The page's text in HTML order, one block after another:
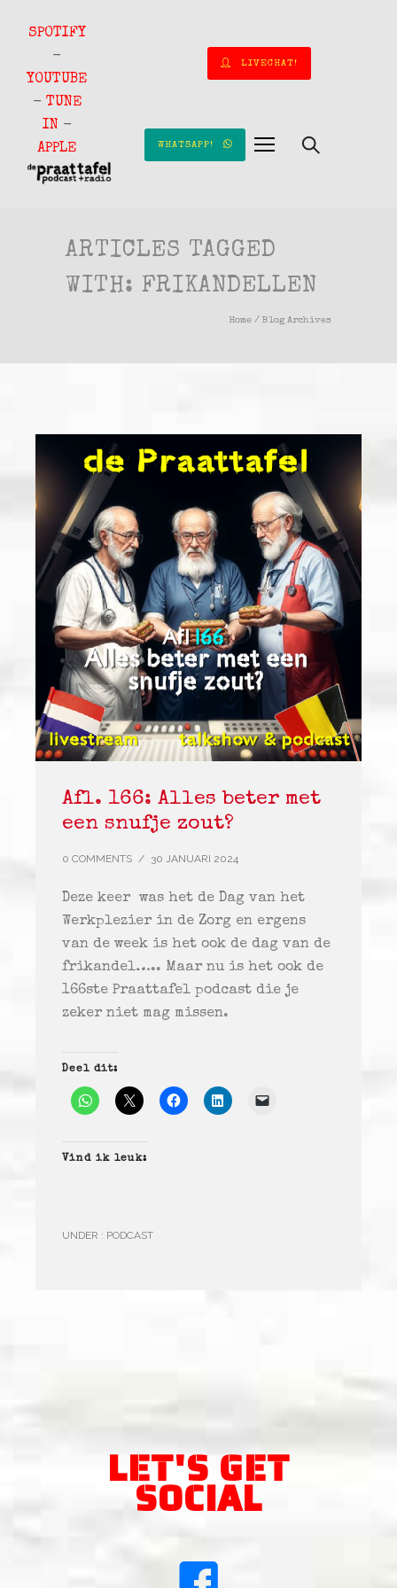
SPOTIFY
-
YOUTUBE
- TUNE
IN -
APPLE
LIVECHAT!
WHATSAPP!
ARTICLES TAGGED
WITH: FRIKANDELLEN
Home / Blog Archives
Afl. 166: Alles beter met
een snufje zout?
0 COMMENTS / 30 JANUARI 2024
Deze keer was het de Dag van het
Werkplezier in de Zorg en ergens
van de week is het ook de dag van de
frikandel….. Maar nu is het ook de
166ste Praattafel podcast die je
zeker niet mag missen.
Deel dit:
Vind ik leuk:
UNDER : PODCAST
LET'S GET
SOCIAL